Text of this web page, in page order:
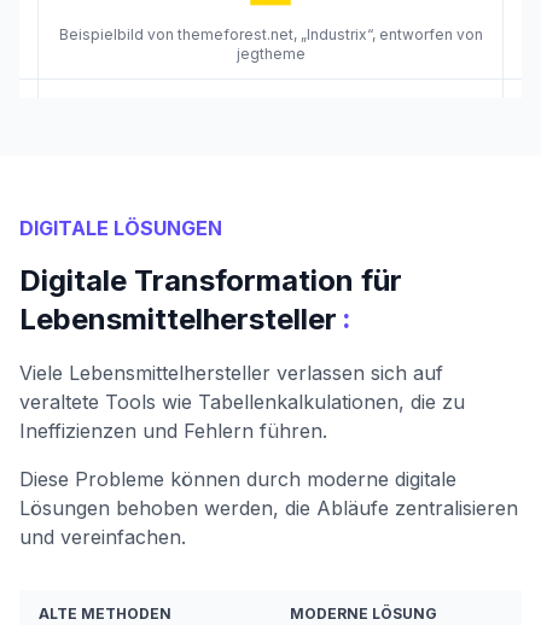
Beispielbild von themeforest.net, „Industrix“, entworfen von
jegtheme
DIGITALE LÖSUNGEN
Digitale Transformation für
Lebensmittelhersteller :
Viele Lebensmittelhersteller verlassen sich auf
veraltete Tools wie Tabellenkalkulationen, die zu
Ineffizienzen und Fehlern führen.
Diese Probleme können durch moderne digitale
Lösungen behoben werden, die Abläufe zentralisieren
und vereinfachen.
ALTE METHODEN MODERNE LÖSUNG